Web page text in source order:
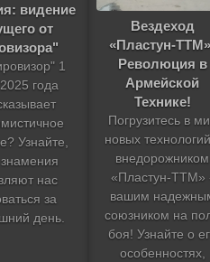
видение
от
1
года
Узнайте,
знамения
нас
за
день.
Вездеход
«Пластун-
Революция в
Армейской
Технике!
Погрузитесь в
новых
внедорожником
«Пластун-ТТМ»
вашим
союзником на
боя! Узнайте о
особенностях,